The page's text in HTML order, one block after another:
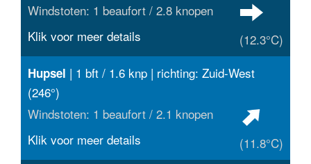
Windstoten: 1 beaufort / 2.8 knopen
(12.3°C)
Klik voor meer details
Hupsel | 1 bft / 1.6 knp | richting: Zuid-West
(246°)
Windstoten: 1 beaufort / 2.1 knopen
(11.8°C)
Klik voor meer details